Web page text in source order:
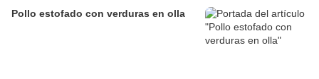
Pollo estofado con verduras en olla